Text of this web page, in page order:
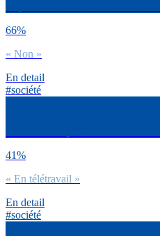
66%
« Non »
En detail
#société
41%
« En télétravail »
En detail
#société